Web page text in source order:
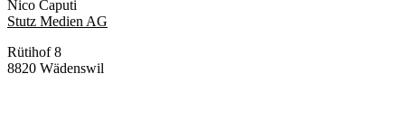
Nico Caputi
Stutz Medien AG
Rütihof 8
8820 Wädenswil